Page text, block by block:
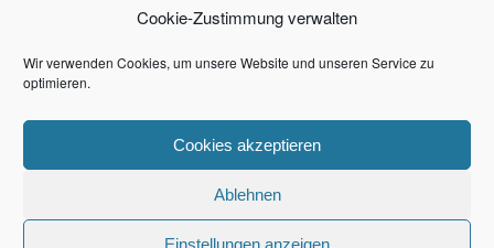
Cookie-Zustimmung verwalten
Wir verwenden Cookies, um unsere Website und unseren Service zu
optimieren.
Cookies akzeptieren
Ablehnen
Einstellungen anzeigen